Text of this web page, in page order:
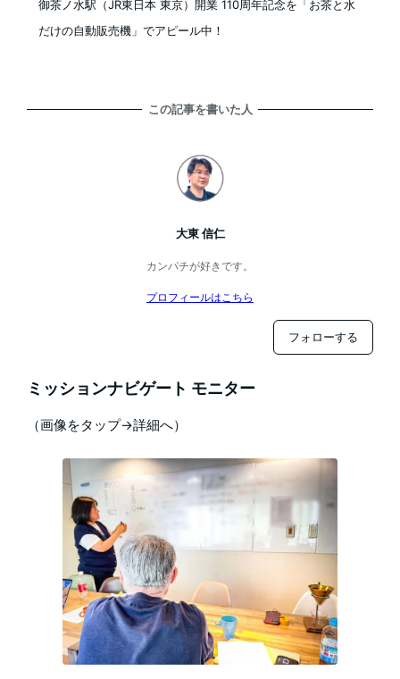
御茶ノ水駅（JR東日本 東京）開業 110周年記念を「お茶と水
だけの自動販売機」でアピール中！
この記事を書いた人
大東 信仁
カンパチが好きです。
プロフィールはこちら
フォローする
ミッションナビゲート モニター
（画像をタップ→詳細へ）